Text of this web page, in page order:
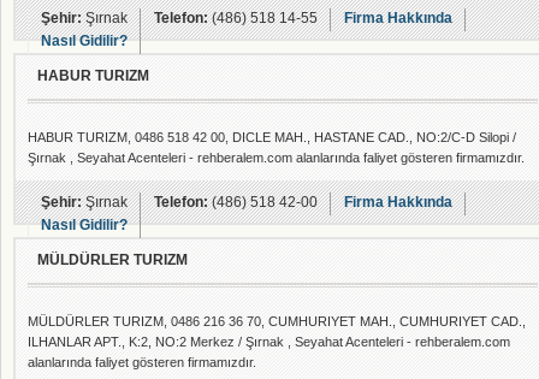
Şehir:Şırnak Telefon:(486) 518 14-55
Firma Hakkında
Nasıl Gidilir?
HABUR TURIZM
HABUR TURIZM, 0486 518 42 00, DICLE MAH., HASTANE CAD., NO:2/C-D Silopi /
Şırnak , Seyahat Acenteleri - rehberalem.com alanlarında faliyet gösteren firmamızdır.
Şehir:Şırnak Telefon:(486) 518 42-00
Firma Hakkında
Nasıl Gidilir?
MÜLDÜRLER TURIZM
MÜLDÜRLER TURIZM, 0486 216 36 70, CUMHURIYET MAH., CUMHURIYET CAD.,
ILHANLAR APT., K:2, NO:2 Merkez / Şırnak , Seyahat Acenteleri - rehberalem.com
alanlarında faliyet gösteren firmamızdır.